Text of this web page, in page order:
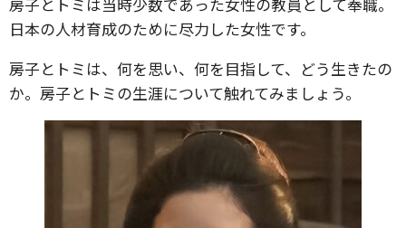
日本の人材育成のために尽力した女性です。
房子とトミは、何を思い、何を目指して、どう生きたの
か。房子とトミの生涯について触れてみましょう。